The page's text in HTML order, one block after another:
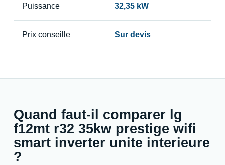
Puissance 32,35 kW
Prix conseille Sur devis
Quand faut-il comparer lg
f12mt r32 35kw prestige wifi
smart inverter unite interieure
?